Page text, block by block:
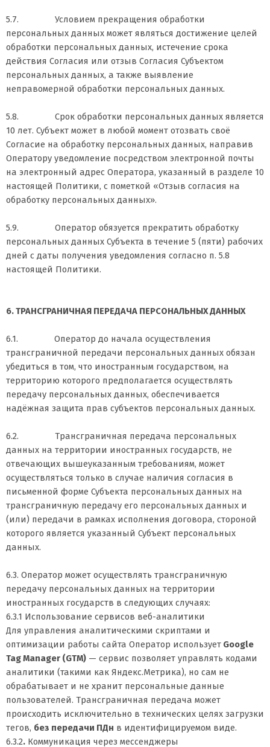
5.7. Условием прекращения обработки
персональных данных может являться достижение целей
обработки персональных данных, истечение срока
действия Согласия или отзыв Согласия Субъектом
персональных данных, а также выявление
неправомерной обработки персональных данных.
5.8. Срок обработки персональных данных является
10 лет. Субъект может в любой момент отозвать своё
Согласие на обработку персональных данных, направив
Оператору уведомление посредством электронной почты
на электронный адрес Оператора, указанный в разделе 10
настоящей Политики, с пометкой «Отзыв согласия на
обработку персональных данных».
5.9. Оператор обязуется прекратить обработку
персональных данных Субъекта в течение 5 (пяти) рабочих
дней с даты получения уведомления согласно п. 5.8
настоящей Политики.
6. ТРАНСГРАНИЧНАЯ ПЕРЕДАЧА ПЕРСОНАЛЬНЫХ ДАННЫХ
6.1. Оператор до начала осуществления
трансграничной передачи персональных данных обязан
убедиться в том, что иностранным государством, на
территорию которого предполагается осуществлять
передачу персональных данных, обеспечивается
надёжная защита прав субъектов персональных данных.
6.2. Трансграничная передача персональных
данных на территории иностранных государств, не
отвечающих вышеуказанным требованиям, может
осуществляться только в случае наличия согласия в
письменной форме Субъекта персональных данных на
трансграничную передачу его персональных данных и
(или) передачи в рамках исполнения договора, стороной
которого является указанный Субъект персональных
данных.
6.3. Оператор может осуществлять трансграничную
передачу персональных данных на территории
иностранных государств в следующих случаях:
6.3.1 Использование сервисов веб-аналитики
Для управления аналитическими скриптами и
оптимизации работы сайта Оператор использует Google
Tag Manager (GTM) — сервис позволяет управлять кодами
аналитики (такими как Яндекс.Метрика), но сам не
обрабатывает и не хранит персональные данные
пользователей. Трансграничная передача может
происходить исключительно в технических целях загрузки
тегов, без передачи ПДн в идентифицируемом виде.
6.3.2. Коммуникация через мессенджеры